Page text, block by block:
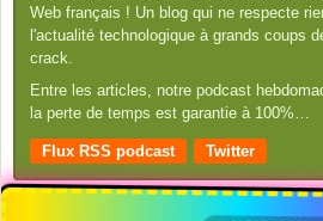
Web français ! Un blog qui ne respecte
l'actualité technologique à grands coups
crack.
Entre les articles, notre podcast
la perte de temps est garantie à 100%…
Flux RSS podcast Twitter